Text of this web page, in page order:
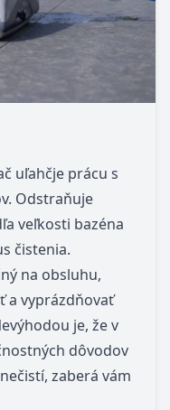
uľahčje prácu s
Odstraňuje
veľkosti bazéna
čistenia.
na obsluhu,
a vyprázdňovať
je, že v
dôvodov
zaberá vám